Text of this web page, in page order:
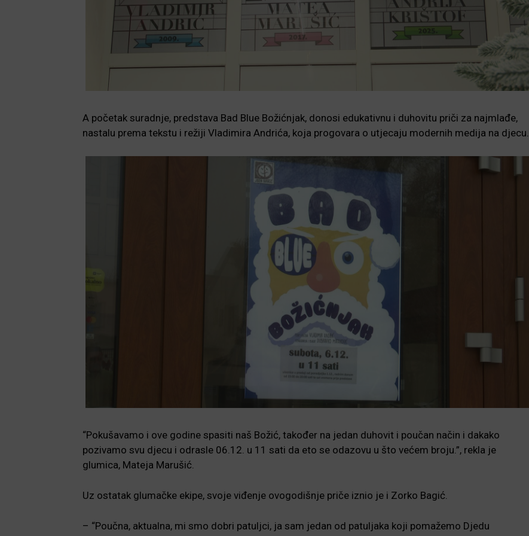
A početak suradnje, predstava Bad Blue Božićnjak, donosi edukativnu i duhovitu priči za najmlađe,
nastalu prema tekstu i režiji Vladimira Andrića, koja progovara o utjecaju modernih medija na djecu.
“Pokušavamo i ove godine spasiti naš Božić, također na jedan duhovit i poučan način i dakako
pozivamo svu djecu i odrasle 06.12. u 11 sati da eto se odazovu u što većem broju.”, rekla je
glumica, Mateja Marušić.
Uz ostatak glumačke ekipe, svoje viđenje ovogodišnje priče iznio je i Zorko Bagić.
– “Poučna, aktualna, mi smo dobri patuljci, ja sam jedan od patuljaka koji pomažemo Djedu